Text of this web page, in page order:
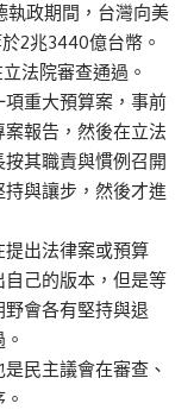
執政期間，台灣向美
2兆3440億台幣。
法院審查通過。
重大預算案，事前
報告，然後在立法
其職責與慣例召開
與讓步，然後才進
出法律案或預算
己的版本，但是等
會各有堅持與退
民主議會在審查、